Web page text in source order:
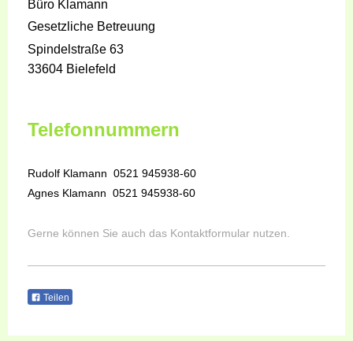
Büro Klamann
Gesetzliche Betreuung
Spindelstraße 63
33604 Bielefeld
Telefonnummern
Rudolf Klamann 0521 945938-60
Agnes Klamann 0521 945938-60
Gerne können Sie auch das Kontaktformular nutzen.
Teilen